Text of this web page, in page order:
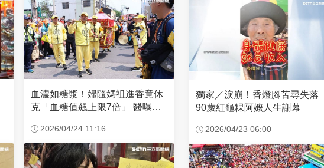
血濃如糖漿！婦隨媽祖進香竟休
克「血糖值飆上限7倍」 醫曝原
2026/04/24 11:16
獨家／淚崩！香燈腳苦尋失落
90歲紅龜粿阿嬤人生謝幕
2026/04/23 06:00